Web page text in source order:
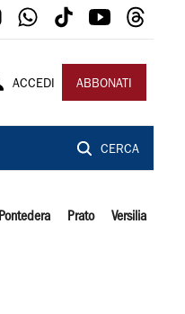
ACCEDI ABBONATI
CERCA
Pontedera Prato Versilia